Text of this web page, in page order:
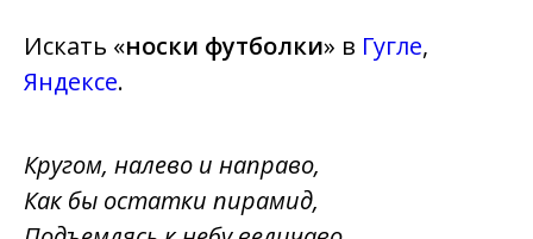
Искать «носки футболки» в Гугле,
Яндексе.
Кругом, налево и направо,
Как бы остатки пирамид,